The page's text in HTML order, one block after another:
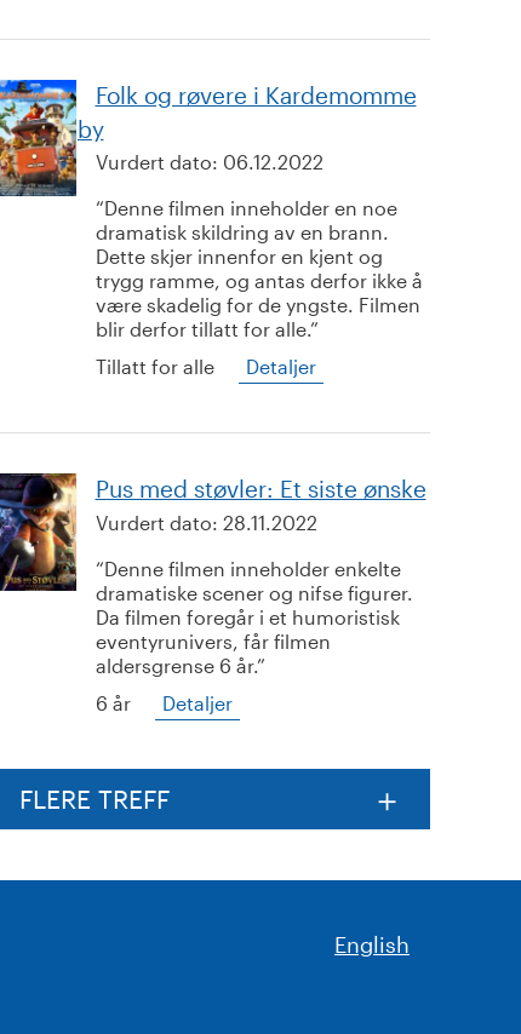
Folk og røvere i Kardemomme
by
Vurdert dato: 06.12.2022
Denne filmen inneholder en noe
dramatisk skildring av en brann.
Dette skjer innenfor en kjent og
trygg ramme, og antas derfor ikke å
være skadelig for de yngste. Filmen
blir derfor tillatt for alle.
Tillatt for alle
Detaljer
Pus med støvler: Et siste ønske
Vurdert dato: 28.11.2022
Denne filmen inneholder enkelte
dramatiske scener og nifse figurer.
Da filmen foregår i et humoristisk
eventyrunivers, får filmen
aldersgrense 6 år.
6 år
Detaljer
FLERE TREFF
English